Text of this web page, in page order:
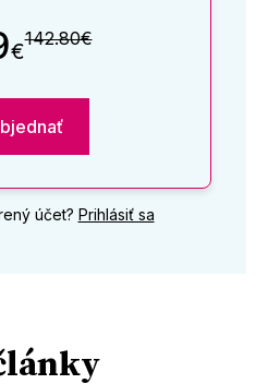
€142.80€
účet? Prihlásiť sa